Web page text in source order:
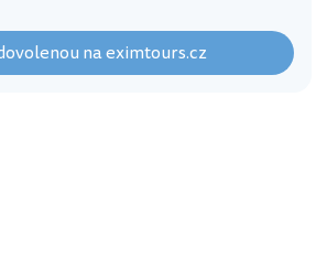
na eximtours.cz